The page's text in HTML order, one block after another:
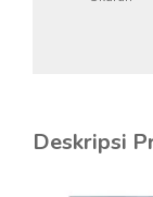
Deskripsi